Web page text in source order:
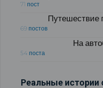
71 пост
Путешествие
69 постов
На
54 поста
Реальные истории